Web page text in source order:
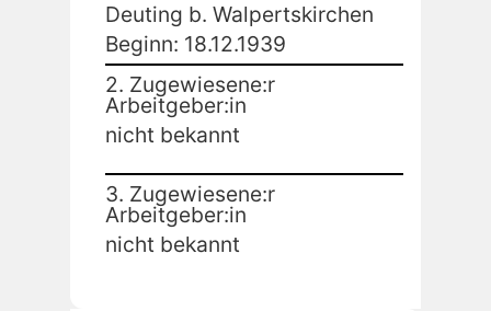
Deuting b. Walpertskirchen
Beginn: 18.12.1939
2. Zugewiesene:r
Arbeitgeber:in
nicht bekannt
3. Zugewiesene:r
Arbeitgeber:in
nicht bekannt